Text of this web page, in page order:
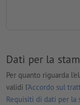
Dati per la
Per quanto riguarda
validi l'Accordo sul
Requisiti di dati per la